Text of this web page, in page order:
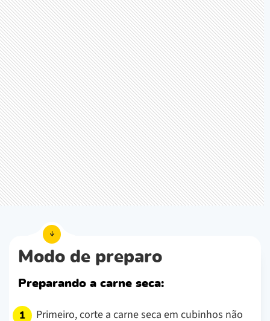
Modo de preparo
Preparando a carne seca:
Primeiro, corte a carne seca em cubinhos não